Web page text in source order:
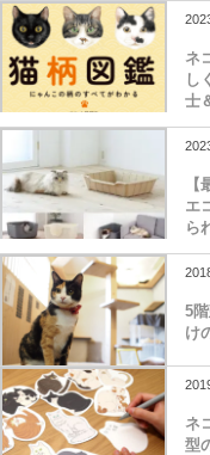
ネ
し
士
エ
ら
5
け
ネ
型